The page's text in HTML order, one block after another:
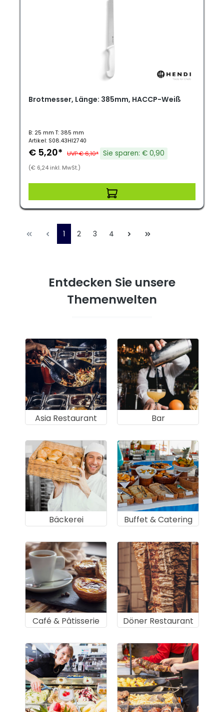
Brotmesser, Länge: 385mm, HACCP-Weiß
B: 25 mm T: 385 mm
Artikel: S08.43HI2740
€ 5,20* UVP € 6,10* Sie sparen: € 0,90
(€ 6,24 inkl. MwSt.)
1 2 3 4
Entdecken Sie unsere
Themenwelten
Asia Restaurant Bar
Bäckerei Buffet & Catering
Café & Pâtisserie Döner Restaurant